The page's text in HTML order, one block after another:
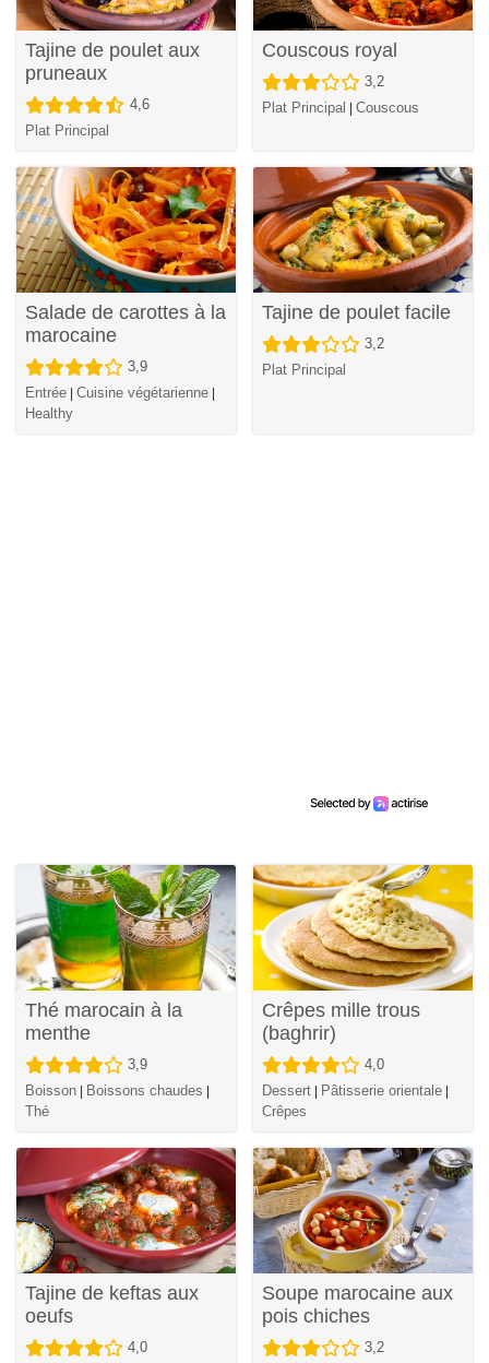
Tajine de poulet aux
pruneaux
4,6
Plat Principal
Couscous royal
3,2
Plat Principal
Couscous
Salade de carottes à la
marocaine
3,9
Entrée Cuisine végétarienne
Healthy
Tajine de poulet facile
3,2
Plat Principal
Thé marocain à la
menthe
3,9
Boisson
Boissons chaudes
Thé
Crêpes mille trous
(baghrir)
4,0
Dessert
Pâtisserie orientale
Crêpes
Tajine de keftas aux
oeufs
4,0
Soupe marocaine aux
pois chiches
3,2